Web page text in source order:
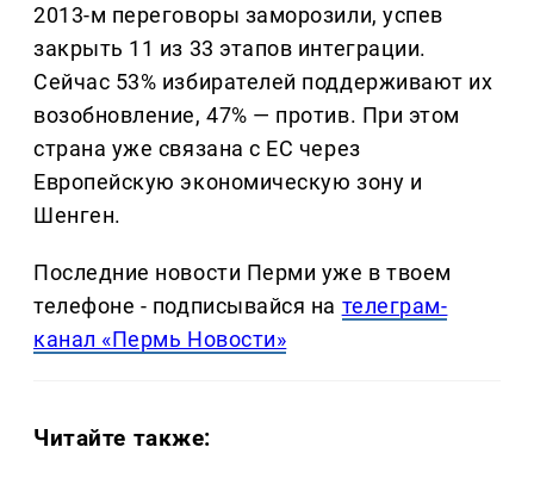
2013-м переговоры заморозили, успев
закрыть 11 из 33 этапов интеграции.
Сейчас 53% избирателей поддерживают их
возобновление, 47% — против. При этом
страна уже связана с ЕС через
Европейскую экономическую зону и
Шенген.
Последние новости Перми уже в твоем
телефоне - подписывайся на телеграм-
канал «Пермь Новости»
Читайте также: